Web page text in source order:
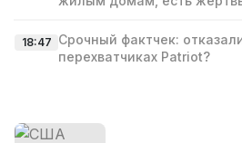
18:47 Срочный фактчек:
перехватчиках Patriot?